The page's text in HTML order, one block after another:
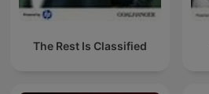
The Rest Is Classified